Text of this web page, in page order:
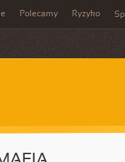
Polecamy Ryzyko